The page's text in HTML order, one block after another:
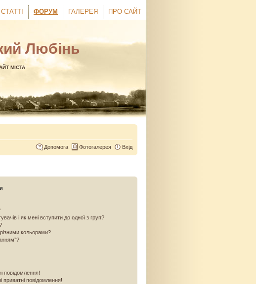
ПРО САЙТ
ГАЛЕРЕЯ
ФОРУМ
СТАТТІ
Любінь
МІСТА
Допомога Фотогалерея Вхід
і як мені вступити до одної з груп?
кольорами?
повідомлення!
повідомлення!